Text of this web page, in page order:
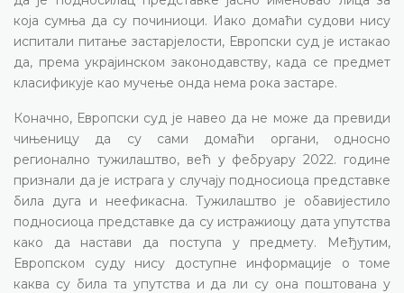
која сумња да су починиоци. Иако домаћи судови нису
испитали питање застарјелости, Европски суд је истакао
да, према украјинском законодавству, када се предмет
класификује као мучење онда нема рока застаре.
Коначно, Европски суд је навео да не може да превиди
чињеницу да су сами домаћи органи, односно
регионално тужилаштво, већ у фебруару 2022. године
признали да је истрага у случају подносиоца представке
била дуга и неефикасна. Тужилаштво је обавијестило
подносиоца представке да су истражиоцу дата упутства
како да настави да поступа у предмету. Међутим,
Европском суду нису доступне информације о томе
каква су била та упутства и да ли су она поштована у